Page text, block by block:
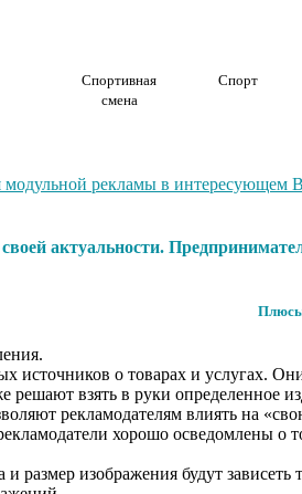
Спортивная
смена
Спорт
рекламы в
актуальности.
Плюсы
источников о товарах и услугах.
решают взять в руки определенное
рекламодателям влиять на
хорошо осведомлены о
размер изображения будут